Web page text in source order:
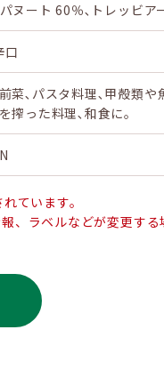
ヌート 60％､トレッビア
口
菜､パスタ料理､甲殻類や
搾った料理､和食に。
ています。
ラベルなどが変更する